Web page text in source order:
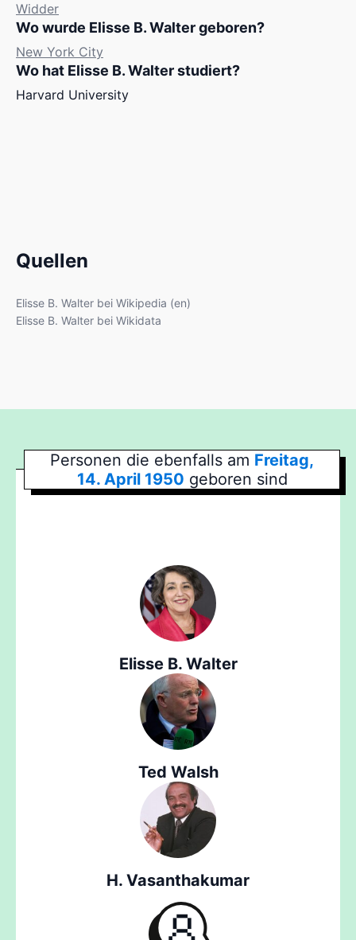
Widder
Wo wurde Elisse B. Walter geboren?
New York City
Wo hat Elisse B. Walter studiert?
Harvard University
Quellen
Elisse B. Walter bei Wikipedia (en)
Elisse B. Walter bei Wikidata
Personen die ebenfalls am Freitag,
14. April 1950 geboren sind
Elisse B. Walter
Ted Walsh
H. Vasanthakumar